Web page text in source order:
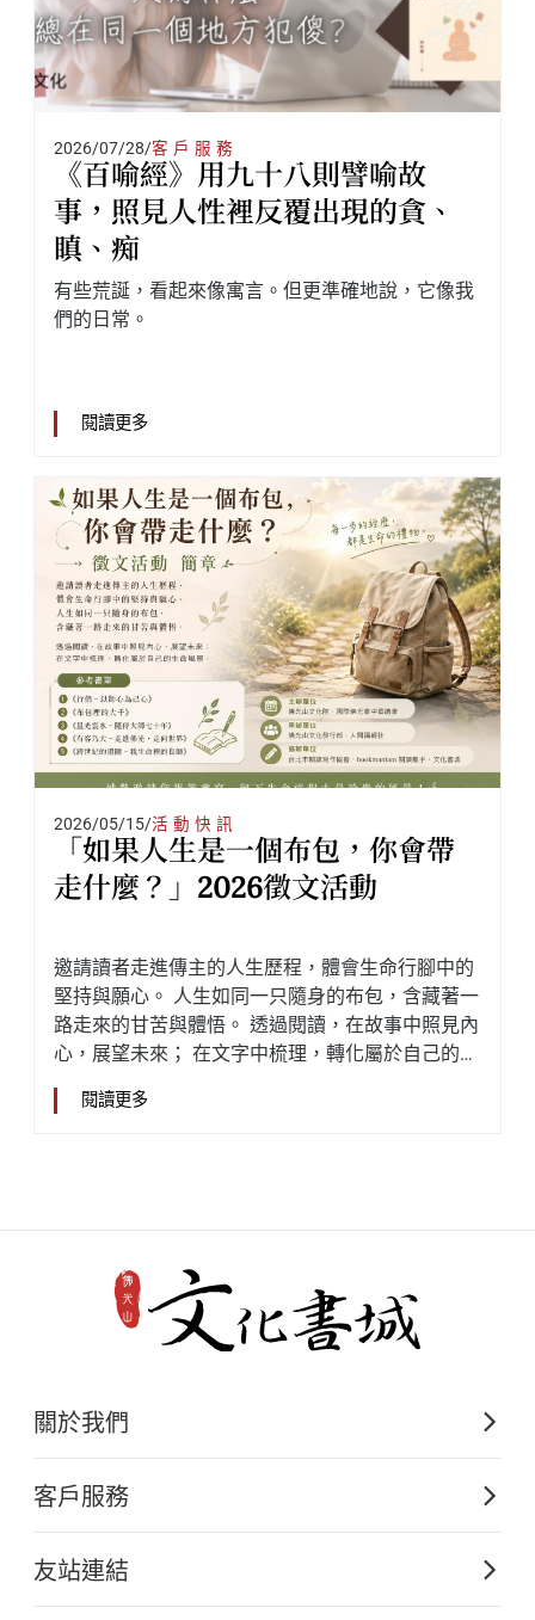
2026/07/28/客戶服務
《百喻經》用九十八則譬喻故
事，照見人性裡反覆出現的貪、
瞋、痴
有些荒誕，看起來像寓言。但更準確地說，它像我
們的日常。
閱讀更多
2026/05/15/活動快訊
「如果人生是一個布包，你會帶
走什麼？」2026徵文活動
邀請讀者走進傳主的人生歷程，體會生命行腳中的
堅持與願心。 人生如同一只隨身的布包，含藏著一
路走來的甘苦與體悟。 透過閱讀，在故事中照見內
心，展望未來； 在文字中梳理，轉化屬於自己的生
閱讀更多
關於我們
佛光山文化出版的起源
關於文化出版
客戶服務
購書須知
友站連結